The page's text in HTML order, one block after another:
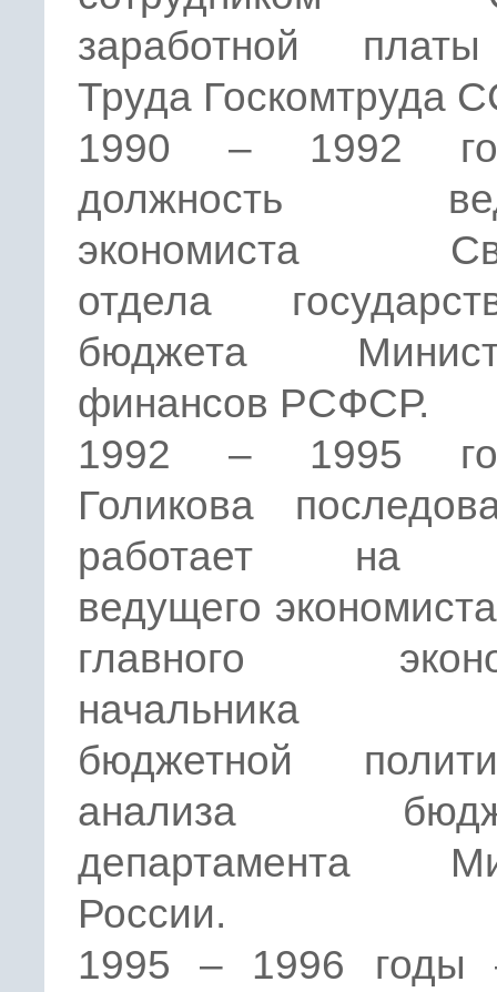
заработной
Труда Госкомтруда
1990 – 1992
должность
экономиста
отдела
бюджета
финансов РСФСР.
1992 – 1995
Голикова
работает на
ведущего
главного
начальника
бюджетной
анализа
департамента
России.
1995 – 1996 годы